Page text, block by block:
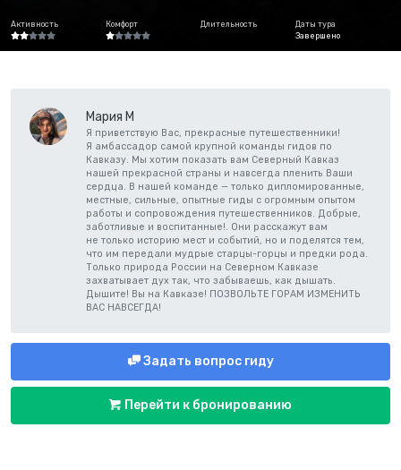
Активность Комфорт Длительность
Даты тура
Завершено
Мария М
Я приветствую Вас, прекрасные путешественники!
Я амбассадор самой крупной команды гидов по
Кавказу. Мы хотим показать вам Северный Кавказ
нашей прекрасной страны и навсегда пленить Ваши
сердца. В нашей команде — только дипломированные,
местные, сильные, опытные гиды с огромным опытом
работы и сопровождения путешественников. Добрые,
заботливые и воспитанные!. Они расскажут вам
не только историю мест и событий, но и поделятся тем,
что им передали мудрые старцы-горцы и предки рода.
Только природа России на Северном Кавказе
захватывает дух так, что забываешь, как дышать.
Дышите! Вы на Кавказе! ПОЗВОЛЬТЕ ГОРАМ ИЗМЕНИТЬ
ВАС НАВСЕГДА!
Задать вопрос гиду
Перейти к бронированию